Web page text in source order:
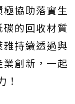
協助落實生
的回收材質
持續透過與
創新，一起
！